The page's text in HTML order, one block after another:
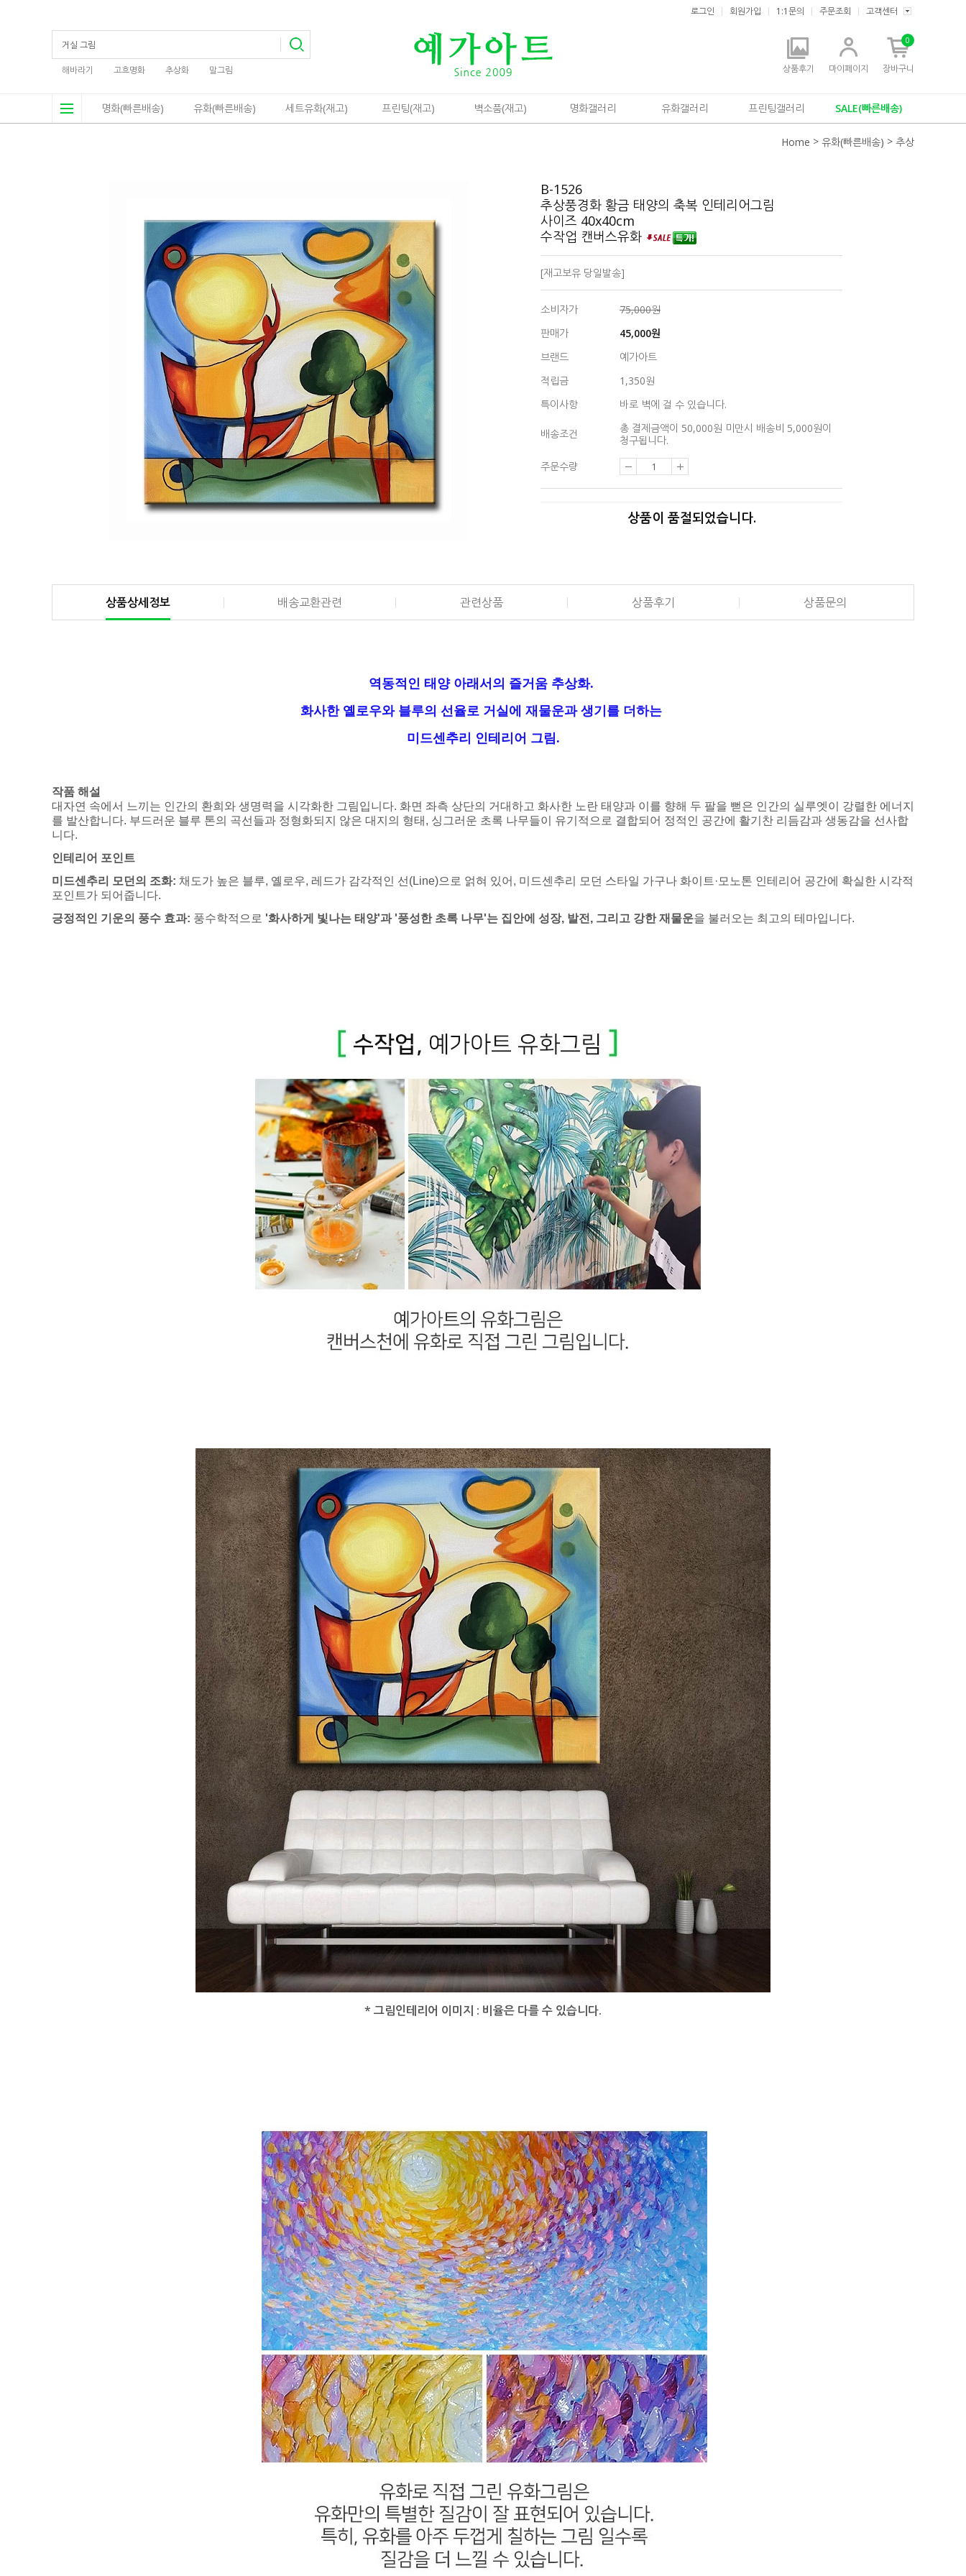
해바라기 고흐명화 추상화 말그림
로그인 회원가입 1:1문의 주문조회 고객센터
상품후기 마이페이지 장바구니
0
명화(빠른배송) 유화(빠른배송) 세트유화(재고) 프린팅(재고) 벽소품(재고) 명화갤러리 유화갤러리 프린팅갤러리 SALE(빠른배송)
Home > 유화(빠른배송) > 추상
B-1526
추상풍경화 황금 태양의 축복 인테리어그림
사이즈 40x40cm
수작업 캔버스유화
[재고보유 당일발송]
소비자가
75,000원
판매가
45,000원
브랜드
예가아트
적립금
1,350원
특이사항
바로 벽에 걸 수 있습니다.
배송조건
총 결제금액이 50,000원 미만시 배송비 5,000원이
청구됩니다.
주문수량
상품이 품절되었습니다.
상품상세정보 배송교환관련 관련상품 상품후기 상품문의
역동적인 태양 아래서의 즐거움 추상화.
화사한 옐로우와 블루의 선율로 거실에 재물운과 생기를 더하는
미드센추리 인테리어 그림.
작품 해설
대자연 속에서 느끼는 인간의 환희와 생명력을 시각화한 그림입니다. 화면 좌측 상단의 거대하고 화사한 노란 태양과 이를 향해 두 팔을 뻗은 인간의 실루엣이 강렬한 에너지
를 발산합니다. 부드러운 블루 톤의 곡선들과 정형화되지 않은 대지의 형태, 싱그러운 초록 나무들이 유기적으로 결합되어 정적인 공간에 활기찬 리듬감과 생동감을 선사합
니다.
인테리어 포인트
미드센추리 모던의 조화: 채도가 높은 블루, 옐로우, 레드가 감각적인 선(Line)으로 얽혀 있어, 미드센추리 모던 스타일 가구나 화이트·모노톤 인테리어 공간에 확실한 시각적
포인트가 되어줍니다.
긍정적인 기운의 풍수 효과: 풍수학적으로 '화사하게 빛나는 태양'과 '풍성한 초록 나무'는 집안에 성장, 발전, 그리고 강한 재물운을 불러오는 최고의 테마입니다.
* 그림인테리어 이미지 : 비율은 다를 수 있습니다.